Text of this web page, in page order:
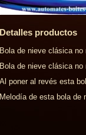
Detalles productos
Bola de nieve clásica
Bola de nieve clásica
Al poner al revés esta
Melodía de esta bola de